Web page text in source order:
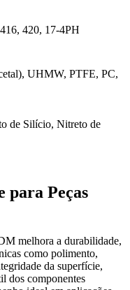
420, 17-4PH
UHMW, PTFE, PC,
de Silício, Nitreto de
para Peças
melhora a durabilidade,
como polimento,
da superfície,
dos componentes